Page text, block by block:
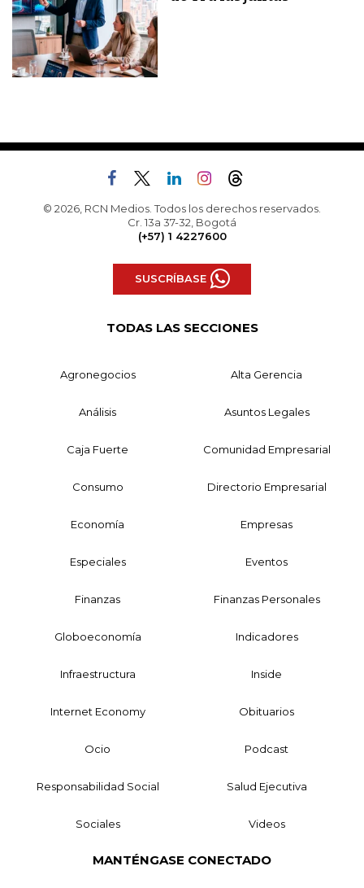
© 2026, RCN Medios. Todos los derechos reservados.
Cr. 13a 37-32, Bogotá
(+57) 1 4227600
SUSCRÍBASE
TODAS LAS SECCIONES
Agronegocios Alta Gerencia
Análisis Asuntos Legales
Caja Fuerte Comunidad Empresarial
Consumo Directorio Empresarial
Economía Empresas
Especiales Eventos
Finanzas Finanzas Personales
Globoeconomía Indicadores
Infraestructura Inside
Internet Economy Obituarios
Ocio Podcast
Responsabilidad Social Salud Ejecutiva
Sociales Videos
MANTÉNGASE CONECTADO